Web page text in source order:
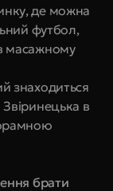
де можна
футбол,
масажному
знаходиться
в
брати